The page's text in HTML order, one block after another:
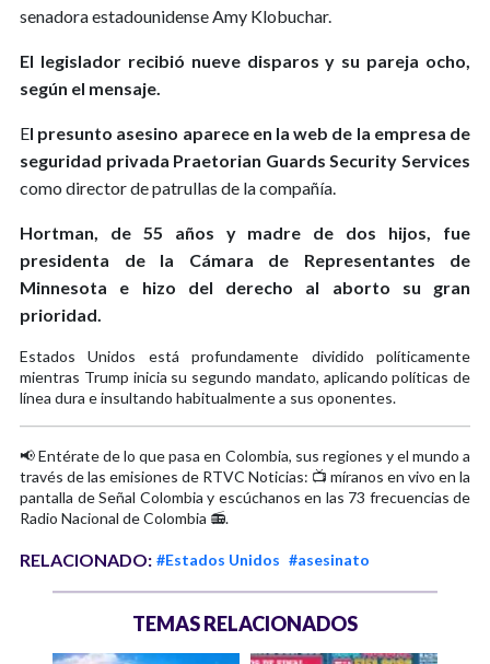
senadora estadounidense Amy Klobuchar.
El legislador recibió nueve disparos y su pareja ocho,
según el mensaje.
El presunto asesino aparece en la web de la empresa de
seguridad privada Praetorian Guards Security Services
como director de patrullas de la compañía.
Hortman, de 55 años y madre de dos hijos, fue
presidenta de la Cámara de Representantes de
Minnesota e hizo del derecho al aborto su gran
prioridad.
Estados Unidos está profundamente dividido políticamente
mientras Trump inicia su segundo mandato, aplicando políticas de
línea dura e insultando habitualmente a sus oponentes.
📢 Entérate de lo que pasa en Colombia, sus regiones y el mundo a
través de las emisiones de RTVC Noticias: 📺 míranos en vivo en la
pantalla de Señal Colombia y escúchanos en las 73 frecuencias de
Radio Nacional de Colombia 📻.
RELACIONADO: #Estados Unidos #asesinato
TEMAS RELACIONADOS